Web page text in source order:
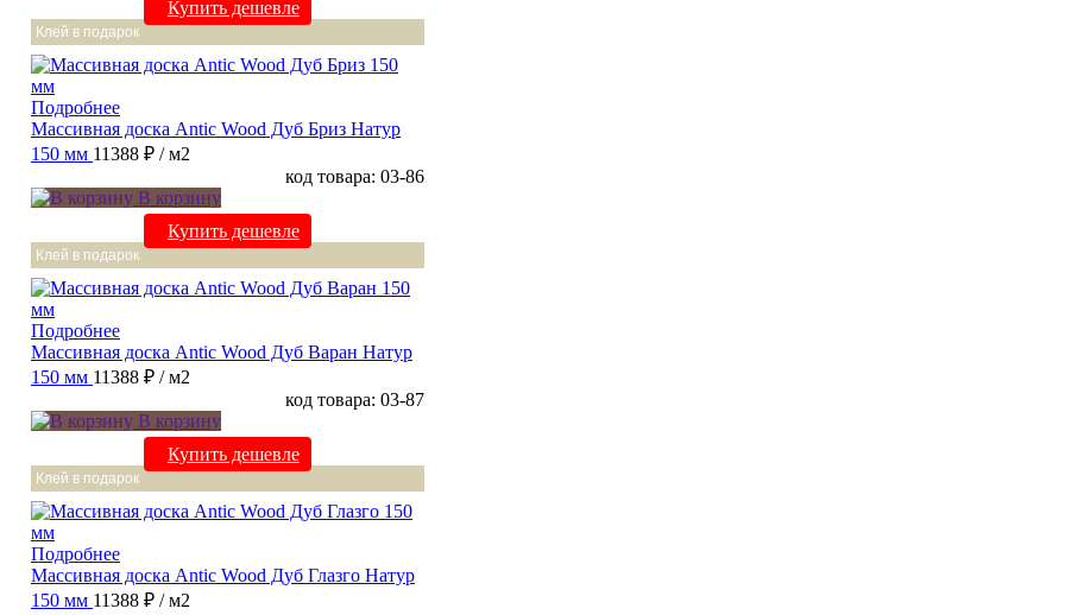
Купить дешевле
Клей в подарок
Подробнее
Массивная доска Antic Wood Дуб Бриз Натур
150 мм 11388 ₽ / м2
код товара: 03-86
В корзину
Купить дешевле
Клей в подарок
Подробнее
Массивная доска Antic Wood Дуб Варан Натур
150 мм 11388 ₽ / м2
код товара: 03-87
В корзину
Купить дешевле
Клей в подарок
Подробнее
Массивная доска Antic Wood Дуб Глазго Натур
150 мм 11388 ₽ / м2